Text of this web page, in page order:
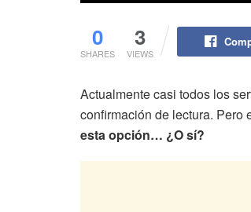
0
SHARES
3
VIEWS
Actualmente casi todos los
confirmación de lectura. Pero
esta opción… ¿O sí?